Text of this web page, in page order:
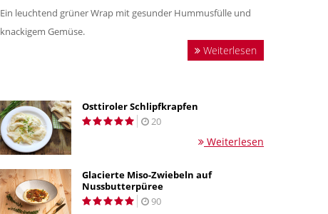
Ein leuchtend grüner Wrap mit gesunder Hummusfülle und
knackigem Gemüse.
Weiterlesen
Osttiroler Schlipfkrapfen
20
Weiterlesen
Glacierte Miso-Zwiebeln auf
Nussbutterpüree
90